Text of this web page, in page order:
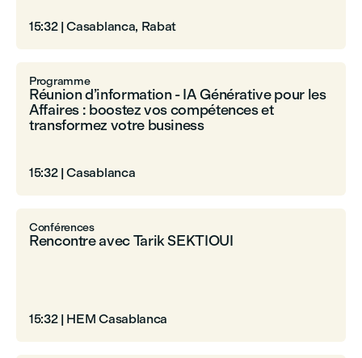
15:32|Casablanca, Rabat
Programme
Réunion d’information - IA Générative pour les
Affaires : boostez vos compétences et
transformez votre business
15:32|Casablanca
Conférences
Rencontre avec Tarik SEKTIOUI
15:32| HEM Casablanca